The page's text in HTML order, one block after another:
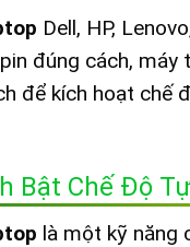
Dell, HP,
đúng cách,
để kích hoạt
Bật Chế Độ
là một kỹ năng